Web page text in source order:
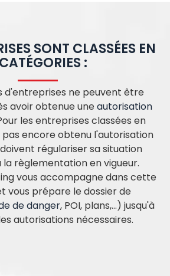
SONT CLASSÉES EN
:
d'entreprises ne peuvent être
avoir obtenue une autorisation
les entreprises classées en
encore obtenu l'autorisation
régulariser sa situation
règlementation en vigueur.
vous accompagne dans cette
vous prépare le dossier de
de danger, POI, plans,...) jusqu'à
autorisations nécessaires.